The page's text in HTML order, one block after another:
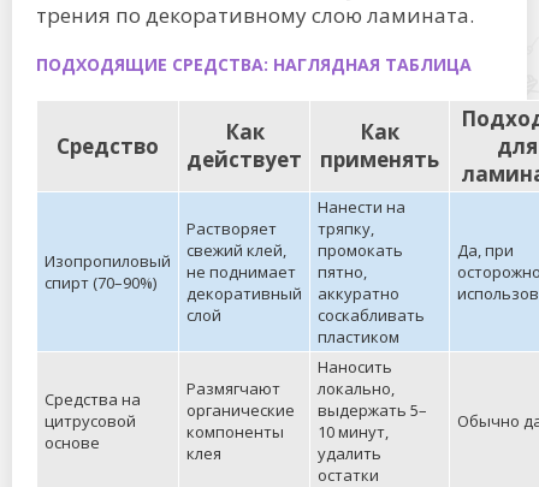
трения по декоративному слою ламината.
ПОДХОДЯЩИЕ СРЕДСТВА: НАГЛЯДНАЯ ТАБЛИЦА
Средство
Как
действует
Как
применять
для
Изопропиловый
спирт (70–90%)
Растворяет
свежий клей,
не поднимает
декоративный
слой
Нанести на
тряпку,
промокать
пятно,
аккуратно
соскабливать
пластиком
Да, при
Средства на
цитрусовой
основе
Размягчают
органические
компоненты
клея
Наносить
локально,
выдержать 5–
10 минут,
удалить
остатки
Обычно